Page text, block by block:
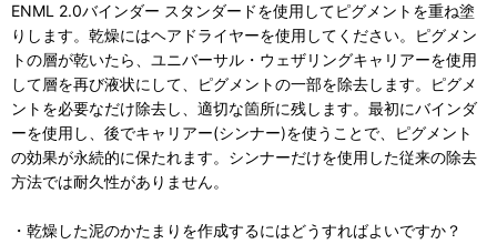
ENML 2.0バインダー スタンダードを使用してピグメントを重ね塗
りします。乾燥にはヘアドライヤーを使用してください。ピグメン
トの層が乾いたら、ユニバーサル・ウェザリングキャリアーを使用
して層を再び液状にして、ピグメントの一部を除去します。ピグメ
ントを必要なだけ除去し、適切な箇所に残します。最初にバインダ
ーを使用し、後でキャリアー(シンナー)を使うことで、ピグメント
の効果が永続的に保たれます。シンナーだけを使用した従来の除去
方法では耐久性がありません。
・乾燥した泥のかたまりを作成するにはどうすればよいですか？